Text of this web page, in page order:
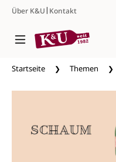
Zum Hauptinhalt springen
Über K&U| Kontakt
Startseite Themen